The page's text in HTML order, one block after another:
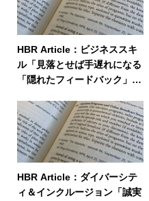
HBR Article：ビジネススキ
ル「見落とせば手遅れになる
「隠れたフィードバック」に
HBR Article：ダイバーシテ
ィ＆インクルージョン「誠実